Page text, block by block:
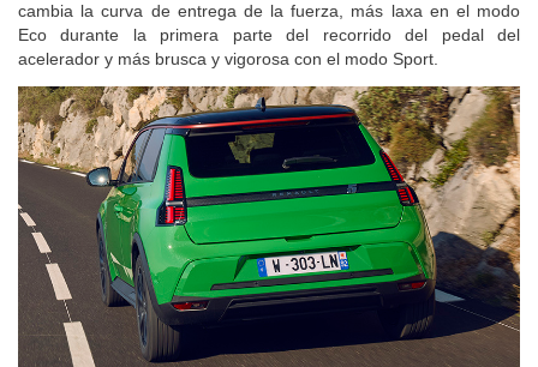
cambia la curva de entrega de la fuerza, más laxa en el modo
Eco durante la primera parte del recorrido del pedal del
acelerador y más brusca y vigorosa con el modo Sport.